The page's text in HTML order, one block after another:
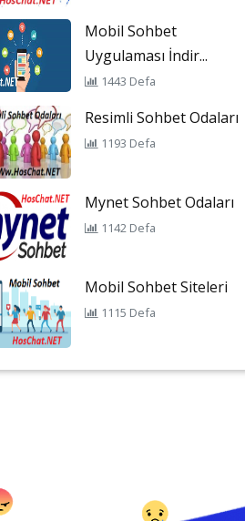
Mobil Sohbet
Uygulaması İndir...
1443 Defa
Resimli Sohbet Odaları
1193 Defa
Mynet Sohbet Odaları
1142 Defa
Mobil Sohbet Siteleri
1115 Defa